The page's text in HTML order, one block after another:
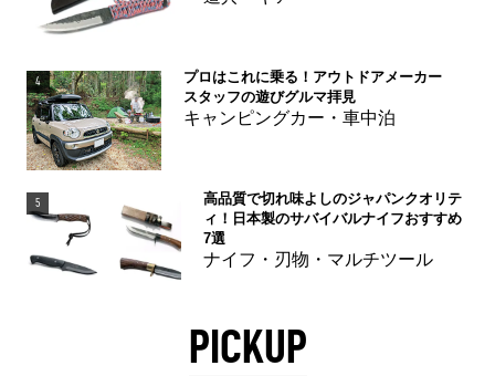
4
プロはこれに乗る！アウトドアメーカー
スタッフの遊びグルマ拝見
キャンピングカー・車中泊
5
高品質で切れ味よしのジャパンクオリテ
ィ！日本製のサバイバルナイフおすすめ
7選
ナイフ・刃物・マルチツール
PICKUP